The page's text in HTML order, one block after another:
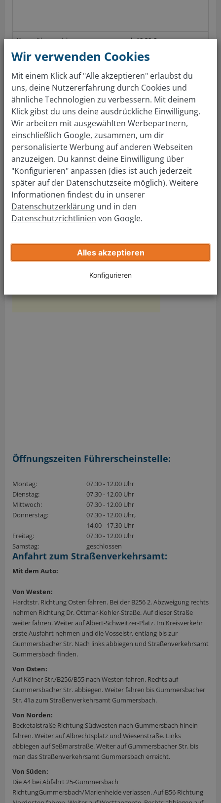
Kurzzeitkennzeichen
ab 10,20 €
(nach GebOSt, Anlage 1 (zu § 1), Stand 01.05.2014; keine Gewährleistung auf die
Gratis Autowert berechnen
Über 4 Mio Kunden sind überzeugt. Auto bewerten &
verkaufen: so einfach wie nie!
KFZ Zulassungsstelle
Gummersbach
Adresse Führerscheinstelle:
Führerscheinstelle Gummersbach
51645 Gummersbach-Niederseßmar
(02261) 88-3633
Öffnungszeiten Führerscheinstelle:
Montag:
07.30 - 12.00 Uhr
Dienstag:
07.30 - 12.00 Uhr
Mittwoch:
07.30 - 12.00 Uhr
Donnerstag:
07.30 - 12.00 Uhr,
14.00 - 17.30 Uhr
Freitag:
07.30 - 12.00 Uhr
Samstag:
geschlossen
Anfahrt zum Straßenverkehrsamt:
Mit dem Auto:
Von Westen:
Hardtstr. Richtung Osten fahren. Bei der B256 2. Abzweigung rechts
nehmen Richtung Dr. Ottmar-Kohler-Straße. Auf dieser Straße
weiter fahren. Weiter auf Albert-Schweitzer-Platz. Im Kreisverkehr
erste Ausfahrt nehmen und die Vosselstr. entlang bis zur
Gummersbacher Str. Nach links abbiegen und Straßenverkehrsamt
Gummersbach finden.
Von Osten:
Auf Kölner Str./B256/B55 nach Westen fahren. Rechts auf
Gummersbacher Str. abbiegen. Weiter fahren bis Gummersbacher
Str. 41a zum Straßenverkehrsamt Gummersbach.
Von Norden:
Becketalstraße Richtung Südwesten nach Gummersbach hinein
fahren. Weiter auf Albrechtsplatz und Wiesenstraße. Links
abbiegen auf Seßmarstraße. Weiter auf Gummersbacher Str. bis
man das Straßenverkehrsamt Gummersbach erreicht.
Von Süden:
Die A4 bei Abfahrt 25-Gummersbach
RichtungGummersbach/Marienheide verlassen. Auf B56 Richtung
Wir verwenden Cookies
Mit einem Klick auf "Alle akzeptieren" erlaubst du
uns, deine Nutzererfahrung durch Cookies und
ähnliche Technologien zu verbessern. Mit deinem
Klick gibst du uns deine ausdrückliche Einwilligung.
Wir arbeiten mit ausgewählten Werbepartnern,
einschließlich Google, zusammen, um dir
personalisierte Werbung auf anderen Webseiten
anzuzeigen. Du kannst deine Einwilligung über
"Konfigurieren" anpassen (dies ist auch jederzeit
später auf der Datenschutzseite möglich). Weitere
Informationen findest du in unserer
Datenschutzerklärung und in den
Datenschutzrichtlinien von Google.
Alles akzeptieren
Konfigurieren